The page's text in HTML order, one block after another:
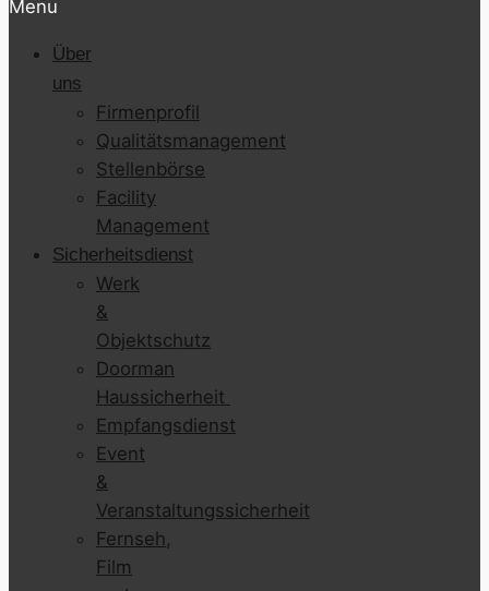
Menu
Über
uns
Firmenprofil
Qualitätsmanagement
Stellenbörse
Facility
Management
Sicherheitsdienst
Werk
&
Objektschutz
Doorman
Haussicherheit
Empfangsdienst
Event
&
Veranstaltungssicherheit
Fernseh,
Film